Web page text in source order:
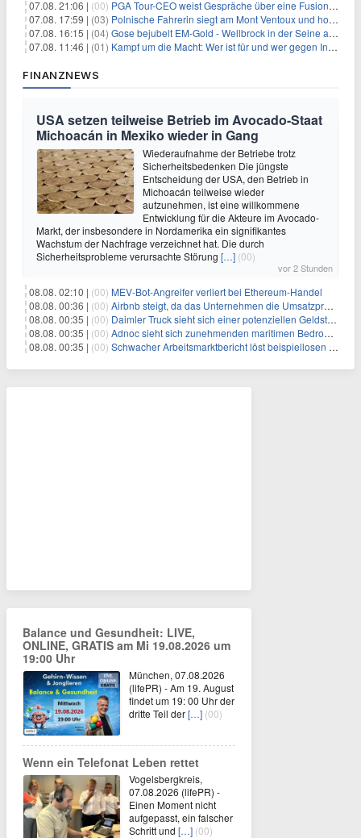
07.08. 21:06 | (00) PGA Tour-CEO weist Gespräche über eine Fusion mit LIV Golf zurück und bekräftigt die Wettbewerbslandschaft
07.08. 17:59 | (03) Polnische Fahrerin siegt am Mont Ventoux und holt Tour-Gelb
07.08. 16:15 | (04) Gose bejubelt EM-Gold - Wellbrock in der Seine ausgebremst
07.08. 11:46 | (01) Kampf um die Macht: Wer ist für und wer gegen Infantino?
FINANZNEWS
USA setzen teilweise Betrieb im Avocado-Staat
Michoacán in Mexiko wieder in Gang
Wiederaufnahme der Betriebe trotz
Sicherheitsbedenken Die jüngste
Entscheidung der USA, den Betrieb in
Michoacán teilweise wieder
aufzunehmen, ist eine willkommene
Entwicklung für die Akteure im Avocado-
Markt, der insbesondere in Nordamerika ein signifikantes
Wachstum der Nachfrage verzeichnet hat. Die durch
Sicherheitsprobleme verursachte Störung […] (00)
vor 2 Stunden
08.08. 02:10 | (00) MEV-Bot-Angreifer verliert bei Ethereum-Handel
08.08. 00:36 | (00) Airbnb steigt, da das Unternehmen die Umsatzprognose anhebt und starkes Wachstum signalisiert
08.08. 00:35 | (00) Daimler Truck sieht sich einer potenziellen Geldstrafe von 1 Milliarde Euro aufgrund von EU-Emissionsvorschriften gegenüber
08.08. 00:35 | (00) Adnoc sieht sich zunehmenden maritimen Bedrohungen angesichts regionaler Spannungen gegenüber
08.08. 00:35 | (00) Schwacher Arbeitsmarktbericht löst beispiellosen Börsenanstieg aus
Balance und Gesundheit: LIVE,
ONLINE, GRATIS am Mi 19.08.2026 um
19:00 Uhr
München, 07.08.2026
(lifePR) - Am 19. August
findet um 19: 00 Uhr der
dritte Teil der[…] (00)
Wenn ein Telefonat Leben rettet
Vogelsbergkreis,
07.08.2026 (lifePR) -
Einen Moment nicht
aufgepasst, ein falscher
Schritt und […] (00)